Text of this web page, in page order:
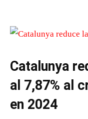
Catalunya
al 7,87% al
en 2024